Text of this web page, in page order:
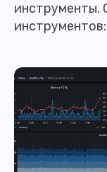
инструменты.
инструментов: